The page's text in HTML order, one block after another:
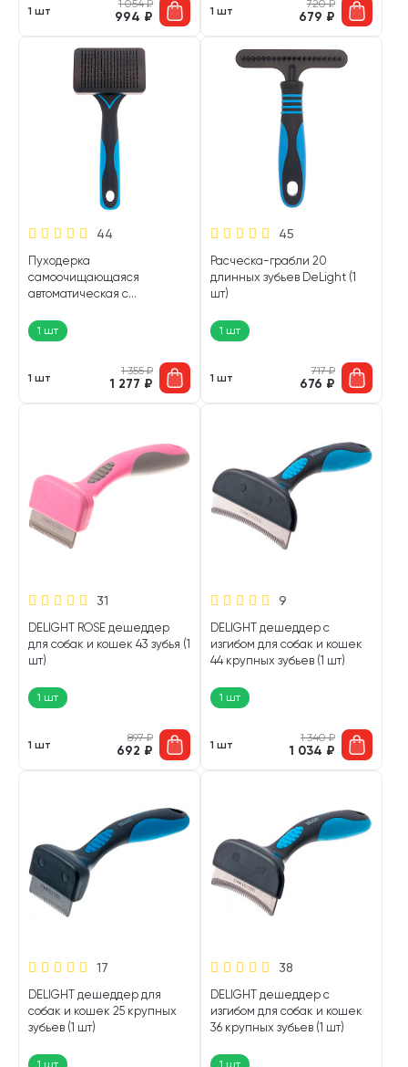
1 шт
1 054₽
994 ₽ 1 шт
720₽
679 ₽
44
Пуходерка
самоочищающаяся
автоматическая с
DeLight (1 шт)
1 шт
1 шт
1 355₽
1 277 ₽
45
Расческа-грабли 20
длинных зубьев DeLight (1
шт)
1 шт
1 шт
717₽
676 ₽
31
DELIGHT ROSE дешеддер
для собак и кошек 43 зубья (1
шт)
1 шт
1 шт
897₽
692 ₽
9
DELIGHT дешеддер с
изгибом для собак и кошек
44 крупных зубьев (1 шт)
1 шт
1 шт
1 340₽
1 034 ₽
17
DELIGHT дешеддер для
собак и кошек 25 крупных
зубьев (1 шт)
1 шт
38
DELIGHT дешеддер с
изгибом для собак и кошек
36 крупных зубьев (1 шт)
1 шт